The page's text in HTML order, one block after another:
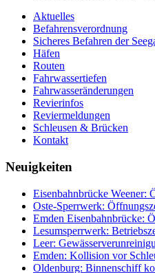
Aktuelles
Befahrensverordnung
Sicheres Befahren der
Häfen
Routen
Fahrwassertiefen
Fahrwasseränderungen
Revierinfos
Reviermeldungen
Schleusen & Brücken
Kontakt
Neuigkeiten
Eisenbahnbrücke Weener:
Oste-Sperrwerk:
Emden Eisenbahnbrücke:
Lesumsperrwerk:
Leer:
Emden: Kollision vor
Oldenburg: Binnenschiff